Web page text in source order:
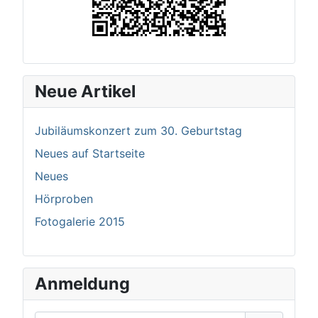
Neue Artikel
Jubiläumskonzert zum 30. Geburtstag
Neues auf Startseite
Neues
Hörproben
Fotogalerie 2015
Anmeldung